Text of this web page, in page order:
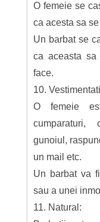
O femeie se
ca acesta sa
Un barbat se
ca aceasta
face.
10.
O femeie
gunoiul,
un mail etc.
Un barbat va
sau a unei
11. Natural: